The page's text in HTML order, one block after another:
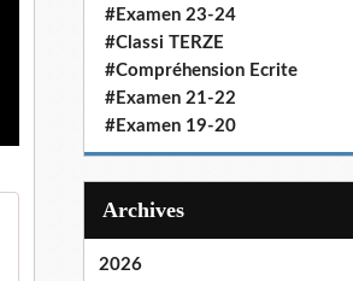
#Examen 23-24
#Classi TERZE
#Compréhension Ecrite
#Examen 21-22
#Examen 19-20
Archives
2026